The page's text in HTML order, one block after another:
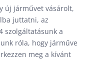
új járművet vásárolt,
juttatni, az
szolgáltatásunk a
róla, hogy járműve
meg a kívánt